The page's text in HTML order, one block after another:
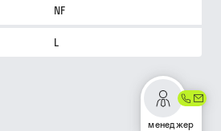
NF
L
менеджер